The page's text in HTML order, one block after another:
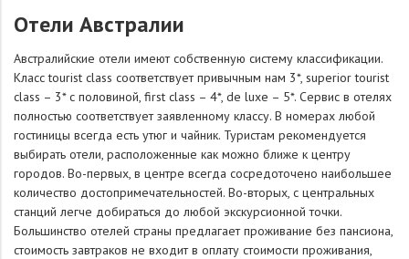
Отели Австралии
Австралийские отели имеют собственную систему классификации.
Класс tourist class соответствует привычным нам 3*, superior tourist
class – 3* с половиной, first class – 4*, de luxe – 5*. Сервис в отелях
полностью соответствует заявленному классу. В номерах любой
гостиницы всегда есть утюг и чайник. Туристам рекомендуется
выбирать отели, расположенные как можно ближе к центру
городов. Во-первых, в центре всегда сосредоточено наибольшее
количество достопримечательностей. Во-вторых, с центральных
станций легче добираться до любой экскурсионной точки.
Большинство отелей страны предлагает проживание без пансиона,
стоимость завтраков не входит в оплату стоимости проживания,